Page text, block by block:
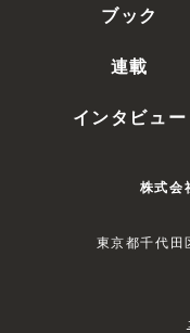
ブック
連載
インタビュー
株式会
東京都千代